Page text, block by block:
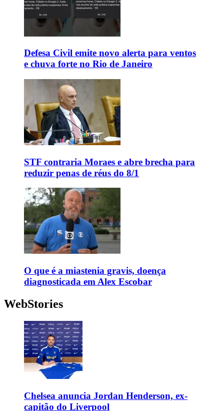
Defesa Civil emite novo alerta para ventos
e chuva forte no Rio de Janeiro
STF contraria Moraes e abre brecha para
reduzir penas de réus do 8/1
O que é a miastenia gravis, doença
diagnosticada em Alex Escobar
WebStories
Chelsea anuncia Jordan Henderson, ex-
capitão do Liverpool